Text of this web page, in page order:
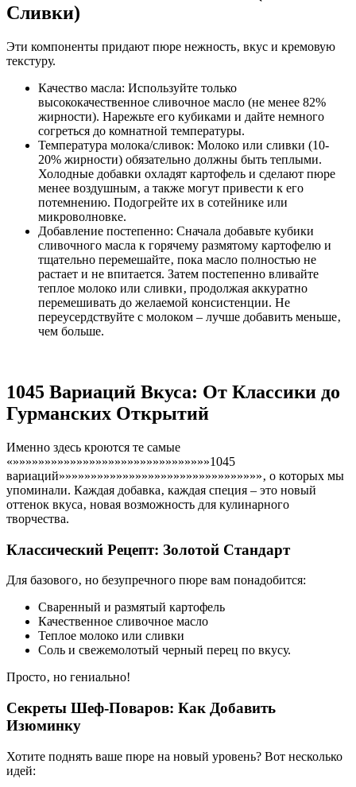
Сливки)
Эти компоненты придают пюре нежность‚ вкус и кремовую
текстуру.
Качество масла: Используйте только
высококачественное сливочное масло (не менее 82%
жирности). Нарежьте его кубиками и дайте немного
согреться до комнатной температуры.
Температура молока/сливок: Молоко или сливки (10-
20% жирности) обязательно должны быть теплыми.
Холодные добавки охладят картофель и сделают пюре
менее воздушным‚ а также могут привести к его
потемнению. Подогрейте их в сотейнике или
микроволновке.
Добавление постепенно: Сначала добавьте кубики
сливочного масла к горячему размятому картофелю и
тщательно перемешайте‚ пока масло полностью не
растает и не впитается. Затем постепенно вливайте
теплое молоко или сливки‚ продолжая аккуратно
перемешивать до желаемой консистенции. Не
переусердствуйте с молоком – лучше добавить меньше‚
чем больше.
1045 Вариаций Вкуса: От Классики до
Гурманских Открытий
Именно здесь кроются те самые
«»»»»»»»»»»»»»»»»»»»»»»»»»»»»»»»1045
вариаций»»»»»»»»»»»»»»»»»»»»»»»»»»»»»»»»‚ о которых мы
упоминали. Каждая добавка‚ каждая специя – это новый
оттенок вкуса‚ новая возможность для кулинарного
творчества.
Классический Рецепт: Золотой Стандарт
Для базового‚ но безупречного пюре вам понадобится:
Сваренный и размятый картофель
Качественное сливочное масло
Теплое молоко или сливки
Соль и свежемолотый черный перец по вкусу.
Просто‚ но гениально!
Секреты Шеф-Поваров: Как Добавить
Изюминку
Хотите поднять ваше пюре на новый уровень? Вот несколько
идей: